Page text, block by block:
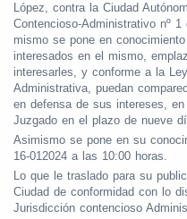
López, contra la Ciudad
Contencioso-Administrativo nº
mismo se pone en
interesados en el mismo,
interesarles, y conforme a la
Administrativa, puedan
en defensa de sus intereses,
Juzgado en el plazo de nueve
Asimismo se pone en su
16-012024 a las 10:00 horas.
Lo que le traslado para su
Ciudad de conformidad con lo
Jurisdicción contencioso